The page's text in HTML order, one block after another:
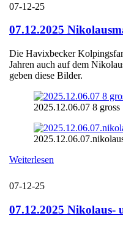
07-12-25
07.12.2025
Die Havixbecker
Jahren auch auf dem
geben diese Bilder.
2025.12.06.07 8 gross
Weiterlesen
07-12-25
07.12.2025 Nikolaus-